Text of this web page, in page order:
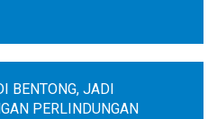
BENTONG, JADI
PERLINDUNGAN